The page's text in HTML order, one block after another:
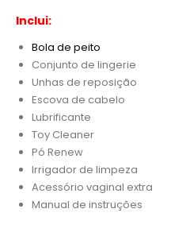
Inclui:
Bola de peito
Conjunto de lingerie
Unhas de reposição
Escova de cabelo
Lubrificante
Toy Cleaner
Pó Renew
Irrigador de limpeza
Acessório vaginal extra
Manual de instruções